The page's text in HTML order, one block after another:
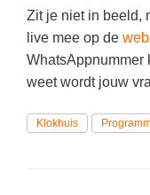
Kleurplaten
Nieuws
Verzorging
MEER...
AI voor het
Zit je niet in beeld,
live mee op de
WhatsAppnummer
weet wordt jouw
Klokhuis